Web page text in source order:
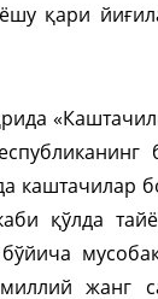
қари
каштачилар
қўлда
жанг